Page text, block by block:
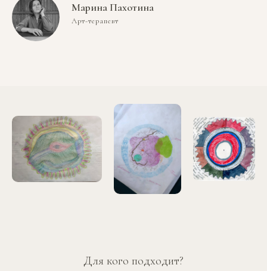
Марина Пахотина
Арт-терапевт
Для кого подходит?